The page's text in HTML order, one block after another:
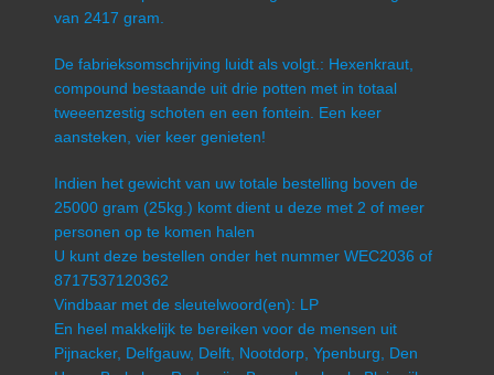
van 2417 gram.
De fabrieksomschrijving luidt als volgt.: Hexenkraut,
compound bestaande uit drie potten met in totaal
tweeenzestig schoten en een fontein. Een keer
aansteken, vier keer genieten!
Indien het gewicht van uw totale bestelling boven de
25000 gram (25kg.) komt dient u deze met 2 of meer
personen op te komen halen
U kunt deze bestellen onder het nummer WEC2036 of
8717537120362
Vindbaar met de sleutelwoord(en): LP
En heel makkelijk te bereiken voor de mensen uit
Pijnacker, Delfgauw, Delft, Nootdorp, Ypenburg, Den